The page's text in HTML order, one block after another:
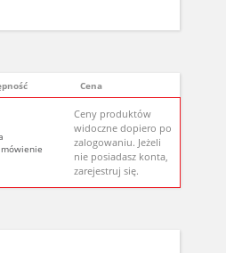
Cena
Ceny produktów
widoczne dopiero po
zalogowaniu. Jeżeli
nie posiadasz konta,
zarejestruj się.